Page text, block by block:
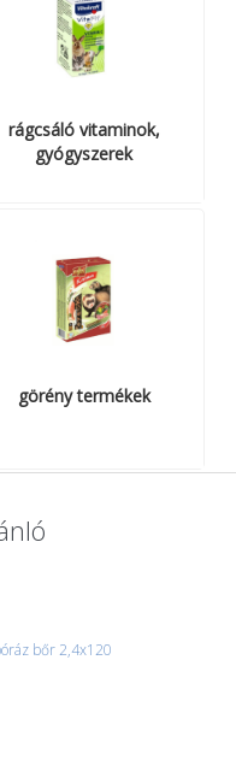
rágcsáló vitaminok,
gyógyszerek
görény termékek
bőr 2,4x120